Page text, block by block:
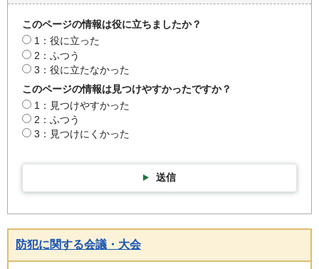
このページの情報は役に立ちましたか？
1：役に立った
2：ふつう
3：役に立たなかった
このページの情報は見つけやすかったですか？
1：見つけやすかった
2：ふつう
3：見つけにくかった
送信
防犯に関する会議・大会